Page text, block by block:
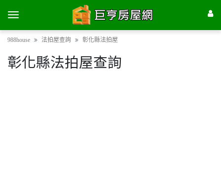
988house 法拍屋查詢 彰化縣法拍屋
彰化縣法拍屋查詢